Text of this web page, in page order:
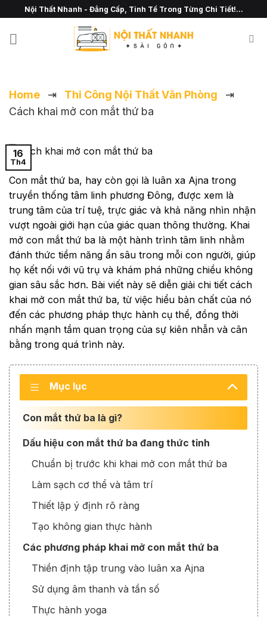
Chuyển
đến
nội
Nội Thất Nhanh - Đẳng Cấp, Tinh Tế Trong Từng Chi Tiết!...
Home ⇥ Thi Công Nội Thất Văn Phòng
⇥
Cách khai mở con mắt thứ ba
16
Th4
Con mắt thứ ba, hay còn gọi là luân xa Ajna trong
truyền thống tâm linh phương Đông, được xem là
trung tâm của trí tuệ, trực giác và khả năng nhìn nhận
vượt ngoài giới hạn của giác quan thông thường. Khai
mở con mắt thứ ba là một hành trình tâm linh nhằm
đánh thức tiềm năng ẩn sâu trong mỗi con người, giúp
họ kết nối với vũ trụ và khám phá những chiều không
gian sâu sắc hơn. Bài viết này sẽ diễn giải chi tiết cách
khai mở con mắt thứ ba, từ việc hiểu bản chất của nó
đến các phương pháp thực hành cụ thể, đồng thời
nhấn mạnh tầm quan trọng của sự kiên nhẫn và cân
bằng trong quá trình này.
Mục lục
Con mắt thứ ba là gì?
Dấu hiệu con mắt thứ ba đang thức tỉnh
Chuẩn bị trước khi khai mở con mắt thứ ba
Làm sạch cơ thể và tâm trí
Thiết lập ý định rõ ràng
Tạo không gian thực hành
Các phương pháp khai mở con mắt thứ ba
Thiền định tập trung vào luân xa Ajna
Sử dụng âm thanh và tần số
Thực hành yoga